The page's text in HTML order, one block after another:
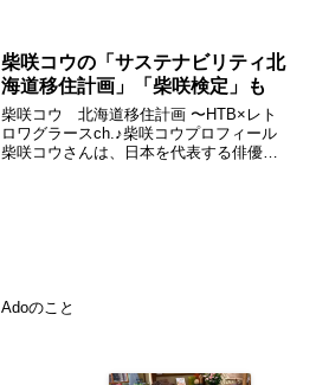
出川はやでがわ」...
柴咲コウの「サステナビリティ北
海道移住計画」「柴咲検定」も
柴咲コウ 北海道移住計画 〜HTB×レト
ロワグラースch.♪柴咲コウプロフィール
柴咲コウさんは、日本を代表する俳優・
Adoのこと